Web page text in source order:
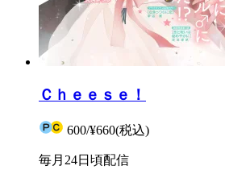
Ｃｈｅｅｓｅ！
600/¥660(税込)
毎月24日頃配信